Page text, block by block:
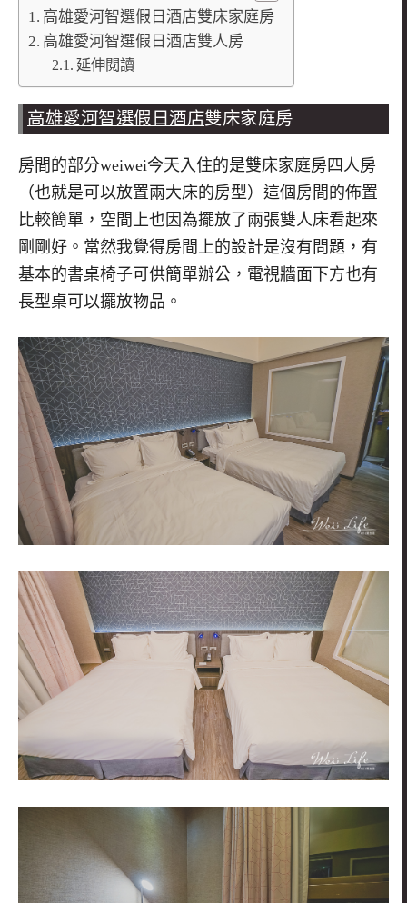
高雄愛河智選假日酒店雙床家庭房
高雄愛河智選假日酒店雙人房
延伸閱讀
高雄愛河智選假日酒店雙床家庭房
房間的部分weiwei今天入住的是雙床家庭房四人房
（也就是可以放置兩大床的房型）這個房間的佈置
比較簡單，空間上也因為擺放了兩張雙人床看起來
剛剛好。當然我覺得房間上的設計是沒有問題，有
基本的書桌椅子可供簡單辦公，電視牆面下方也有
長型桌可以擺放物品。